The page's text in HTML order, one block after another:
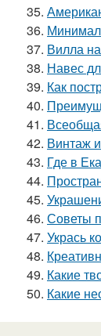
35.
36.
37. Вилла
38. Навес
39. Как
40.
41.
42. Винтаж
43. Где в
44.
45.
46. Советы
47. Укрась
48.
49. Какие
50. Какие